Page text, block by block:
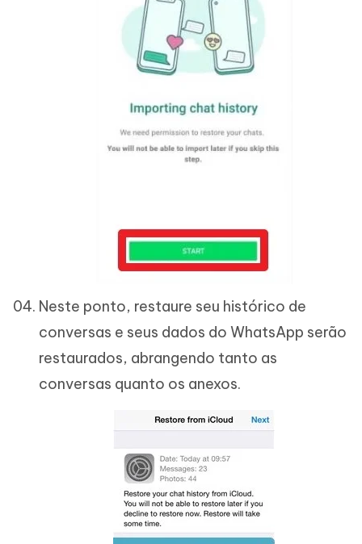
Neste ponto, restaure seu histórico de
conversas e seus dados do WhatsApp serão
restaurados, abrangendo tanto as
conversas quanto os anexos.